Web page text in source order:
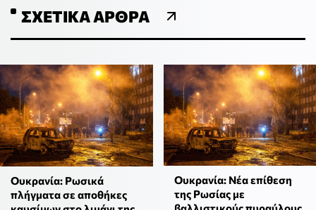
ΣΧΕΤΙΚΆ ΆΡΘΡΑ
Ουκρανία: Ρωσικά
πλήγματα σε αποθήκες
Ουκρανία: Νέα επίθεση
της Ρωσίας με